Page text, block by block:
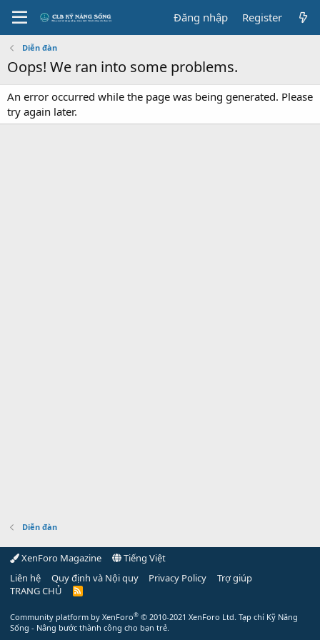
Đăng nhập Register
Diễn đàn
Oops! We ran into some problems.
An error occurred while the page was being generated. Please
try again later.
Diễn đàn
XenForo Magazine
Tiếng Việt
Liên hệ
Quy định và Nội quy Privacy Policy
Trợ giúp
TRANG CHỦ
R
Community platform by XenForo® © 2010-2021 XenForo Ltd. Tạp chí Kỹ Năng
Sống - Nâng bước thành công cho bạn trẻ.